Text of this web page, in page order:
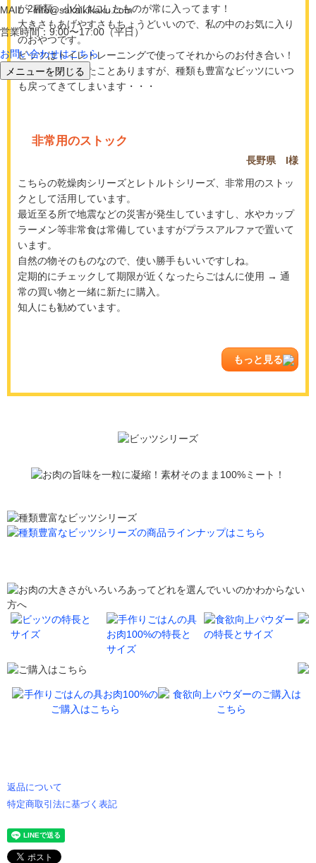
MAIL：info@sakaikikaku.com
営業時間：9:00〜17:00（平日）
お問い合わせはこちら
メニューを閉じる
が2種類、小分けにしたものが常に入ってます！
大きさもあげやすさもちょうどいいので、私の中のお気に入り
のおやつです。
ビッツはトイレトレーニングで使ってそれからのお付き合い！
他の種類も買ったことありますが、種類も豊富なビッツにいつ
も戻ってきてしまいます・・・
非常用のストック
長野県 I様
こちらの乾燥肉シリーズとレトルトシリーズ、非常用のストッ
クとして活用しています。
最近至る所で地震などの災害が発生していますし、水やカップ
ラーメン等非常食は常備していますがプラスアルファで置いて
います。
自然の物そのものなので、使い勝手もいいですしね。
定期的にチェックして期限が近くなったらごはんに使用 → 通
常の買い物と一緒に新たに購入。
知人にも勧めています。
もっと見る
返品について
特定商取引法に基づく表記